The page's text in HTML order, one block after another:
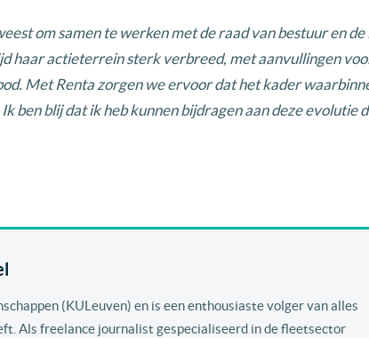
om samen te werken met de raad van bestuur en de
haar actieterrein sterk verbreed, met aanvullingen
Met Renta zorgen we ervoor dat het kader
ben blij dat ik heb kunnen bijdragen aan deze evolutie
(KULeuven) en is een enthousiaste volger van alles
Als freelance journalist gespecialiseerd in de fleetsector